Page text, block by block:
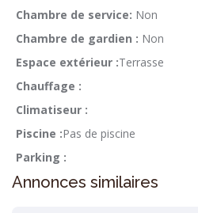
Chambre de service: Non
Chambre de gardien : Non
Espace extérieur :Terrasse
Chauffage :
Climatiseur :
Piscine :Pas de piscine
Parking :
Annonces similaires